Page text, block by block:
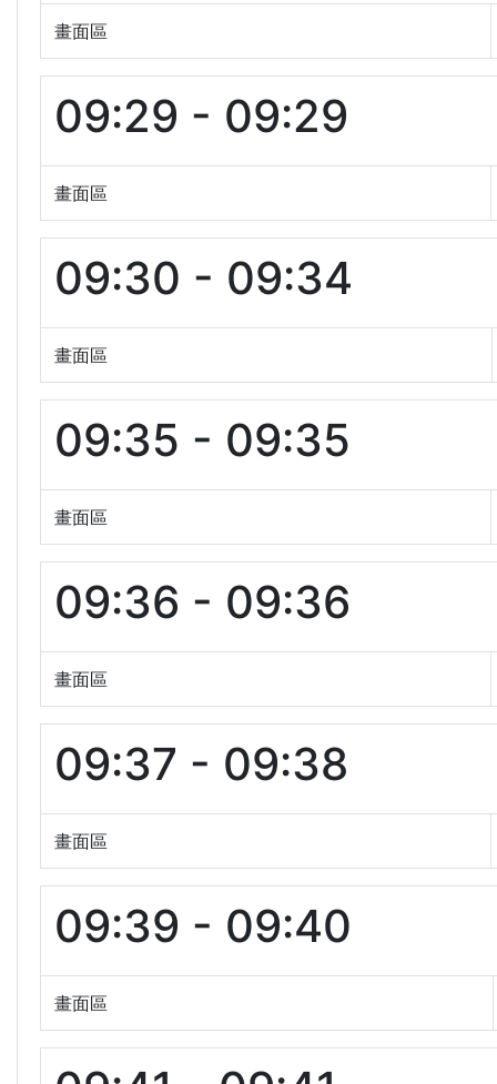
畫面區
09:29 - 09:29
畫面區
09:30 - 09:34
畫面區
09:35 - 09:35
畫面區
09:36 - 09:36
畫面區
09:37 - 09:38
畫面區
09:39 - 09:40
畫面區